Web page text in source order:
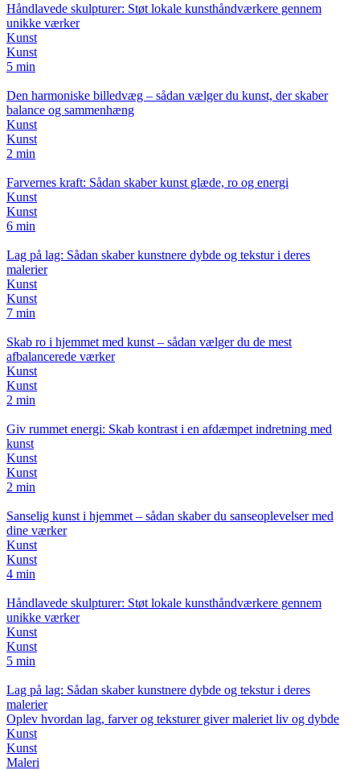
Håndlavede skulpturer: Støt lokale kunsthåndværkere gennem
unikke værker
Kunst
Kunst
5 min
Den harmoniske billedvæg – sådan vælger du kunst, der skaber
balance og sammenhæng
Kunst
Kunst
2 min
Farvernes kraft: Sådan skaber kunst glæde, ro og energi
Kunst
Kunst
6 min
Lag på lag: Sådan skaber kunstnere dybde og tekstur i deres
malerier
Kunst
Kunst
7 min
Skab ro i hjemmet med kunst – sådan vælger du de mest
afbalancerede værker
Kunst
Kunst
2 min
Giv rummet energi: Skab kontrast i en afdæmpet indretning med
kunst
Kunst
Kunst
2 min
Sanselig kunst i hjemmet – sådan skaber du sanseoplevelser med
dine værker
Kunst
Kunst
4 min
Håndlavede skulpturer: Støt lokale kunsthåndværkere gennem
unikke værker
Kunst
Kunst
5 min
Lag på lag: Sådan skaber kunstnere dybde og tekstur i deres
malerier
Oplev hvordan lag, farver og teksturer giver maleriet liv og dybde
Kunst
Kunst
Maleri